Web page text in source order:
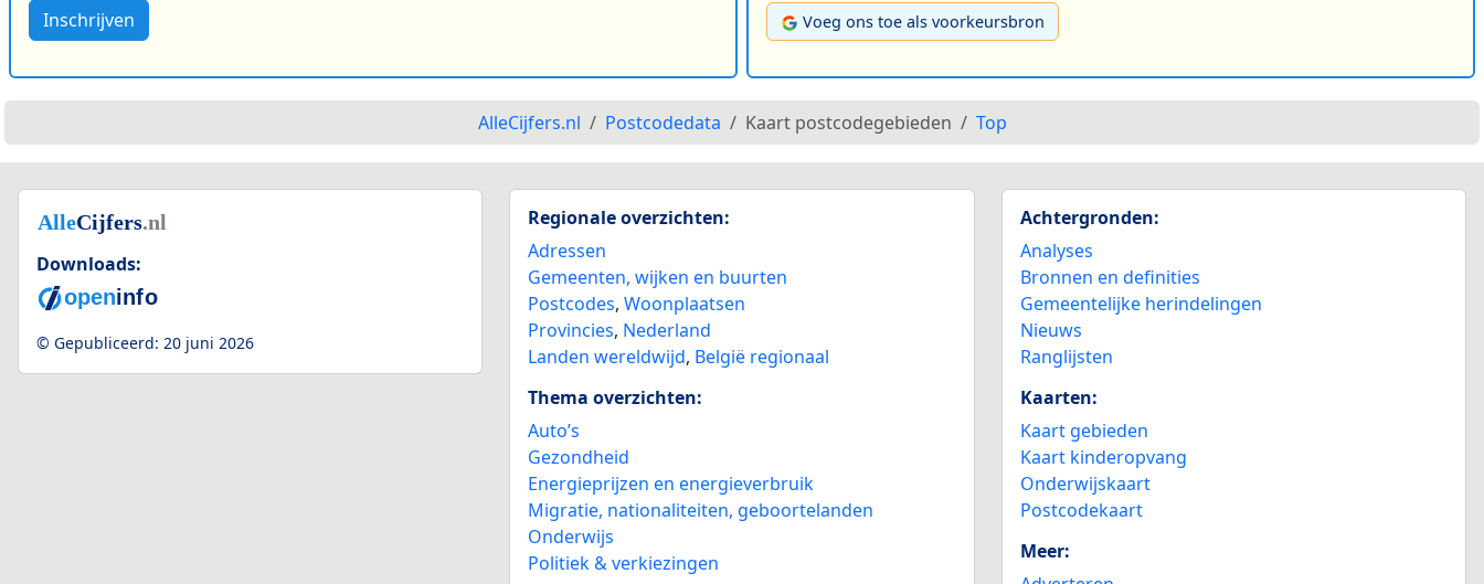
Inschrijven Voeg ons toe als voorkeursbron
AlleCijfers.nl Postcodedata Kaart postcodegebieden Top
Downloads:
© Gepubliceerd: 20 juni 2026
Regionale overzichten:
Adressen
Gemeenten, wijken en buurten
Postcodes,Woonplaatsen
Provincies, Nederland
Landen wereldwijd, België regionaal
Thema overzichten:
Auto’s
Gezondheid
Energieprijzen en energieverbruik
Migratie, nationaliteiten, geboortelanden
Onderwijs
Politiek & verkiezingen
Achtergronden:
Analyses
Bronnen en definities
Gemeentelijke herindelingen
Nieuws
Ranglijsten
Kaarten:
Kaart gebieden
Kaart kinderopvang
Onderwijskaart
Postcodekaart
Meer: